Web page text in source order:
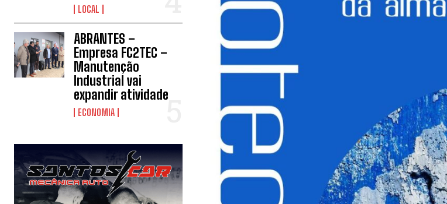
LOCAL
ABRANTES –
Empresa FC2TEC –
Manutenção
Industrial vai
expandir atividade
ECONOMIA